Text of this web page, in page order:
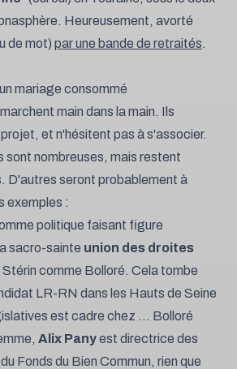
Heureusement, avorté
de mot) par une bande de retraités.
mariage consommé
main dans la main. Ils
et n'hésitent pas à s'associer.
sont nombreuses, mais restent
D'autres seront probablement à
exemples :
politique faisant figure
sacro-sainte union des droites
comme Bolloré. Cela tombe
LR-RN dans les Hauts de Seine
est cadre chez ... Bolloré
Alix Panyest directrice des
Fonds du Bien Commun, rien que